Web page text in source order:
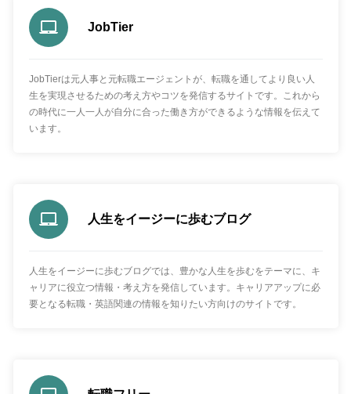
JobTier
JobTierは元人事と元転職エージェントが、転職を通してより良い人
生を実現させるための考え方やコツを発信するサイトです。これから
の時代に一人一人が自分に合った働き方ができるような情報を伝えて
います。
人生をイージーに歩むブログ
人生をイージーに歩むブログでは、豊かな人生を歩むをテーマに、キ
ャリアに役立つ情報・考え方を発信しています。キャリアアップに必
要となる転職・英語関連の情報を知りたい方向けのサイトです。